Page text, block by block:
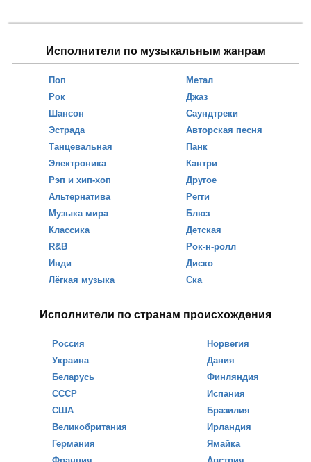
Исполнители по музыкальным жанрам
Поп
Рок
Шансон
Эстрада
Танцевальная
Электроника
Рэп и хип-хоп
Альтернатива
Музыка мира
Классика
R&B
Инди
Лёгкая музыка
Метал
Джаз
Саундтреки
Авторская песня
Панк
Кантри
Другое
Регги
Блюз
Детская
Рок-н-ролл
Диско
Ска
Исполнители по странам происхождения
Россия
Украина
Беларусь
СССР
США
Великобритания
Германия
Норвегия
Дания
Финляндия
Испания
Бразилия
Ирландия
Ямайка